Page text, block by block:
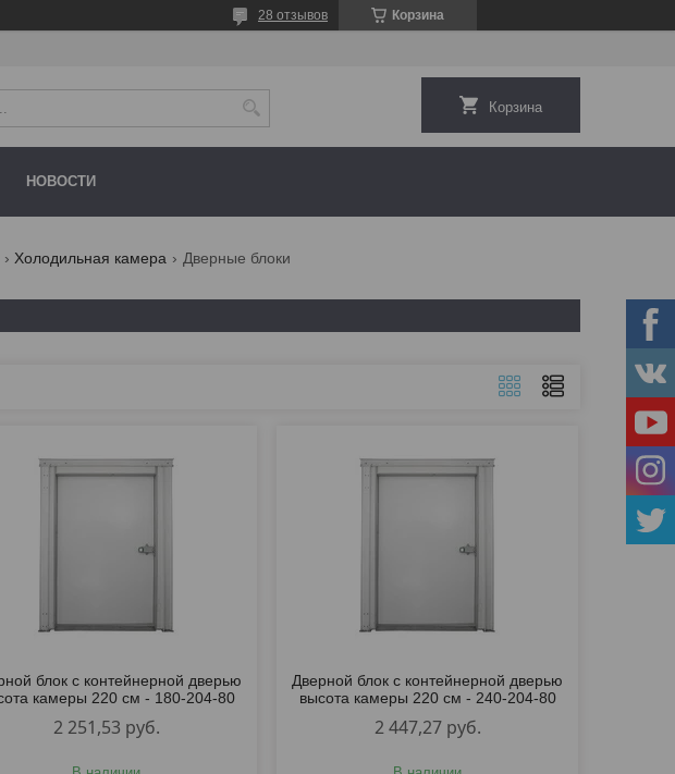
Корзина
28 отзывов
Корзина
НОВОСТИ
Холодильная камера Дверные блоки
блок с контейнерной дверью
камеры 220 см - 180-204-80
2 251,53 руб.
Дверной блок с контейнерной дверью
высота камеры 220 см - 240-204-80
2 447,27 руб.